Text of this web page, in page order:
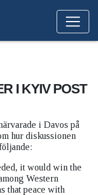
I KYIV POST
i Davos på
hur diskussionen
it would win the
Western
that peace with